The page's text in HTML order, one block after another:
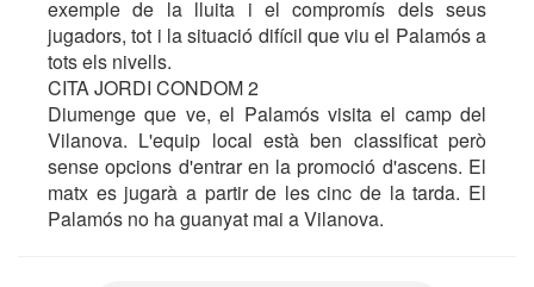
exemple de la lluita i el compromís dels seus
jugadors, tot i la situació difícil que viu el Palamós a
tots els nivells.
CITA JORDI CONDOM 2
Diumenge que ve, el Palamós visita el camp del
Vilanova. L'equip local està ben classificat però
sense opcions d'entrar en la promoció d'ascens. El
matx es jugarà a partir de les cinc de la tarda. El
Palamós no ha guanyat mai a Vilanova.